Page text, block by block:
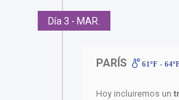
Día 3 - MAR.
PARÍS 61ºF -
Hoy incluiremos un